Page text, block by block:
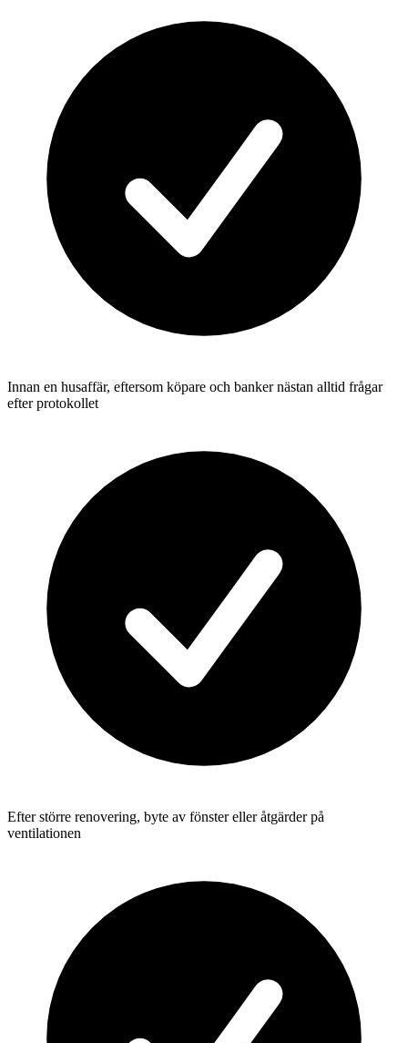
Innan en husaffär, eftersom köpare och banker nästan alltid frågar
efter protokollet
Efter större renovering, byte av fönster eller åtgärder på
ventilationen